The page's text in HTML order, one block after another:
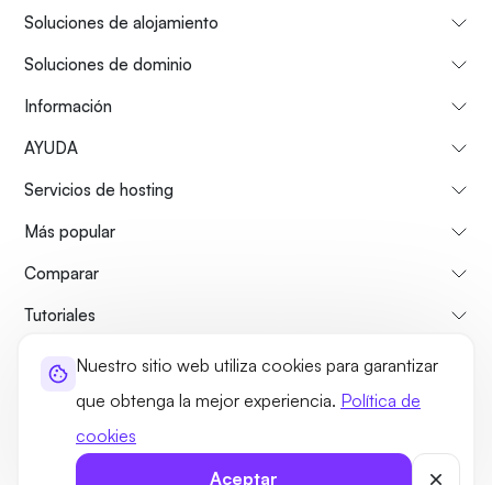
Nuestro sitio web utiliza cookies para garantizar
que obtenga la mejor experiencia. Política de
cookies
Aceptar
Soluciones de alojamiento
Soluciones de dominio
Información
AYUDA
Servicios de hosting
Más popular
Comparar
Tutoriales
Sobre nosotros
Política de privacidad LegalMapa del sitio
©2026 UltaHost - Reservados todos los derechos